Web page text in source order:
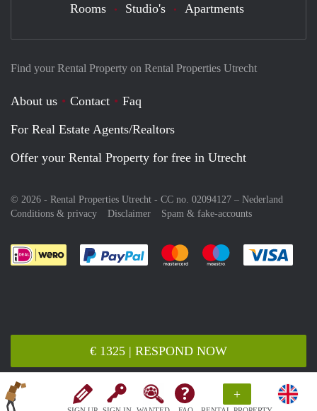
+
€ 1325 | RESPOND NOW
Find your Rental Property on Rental Properties Utrecht
About us Contact
Faq
For Real Estate Agents/Realtors
Offer your Rental Property for free in Utrecht
© 2026 - Rental Properties Utrecht - CC no. 02094127 – Nederland
Conditions & privacy
Disclaimer Spam & fake-accounts
Pay easily with :payment method
Pay easily with :payment
Pay easily with
Rooms Studio's Apartments